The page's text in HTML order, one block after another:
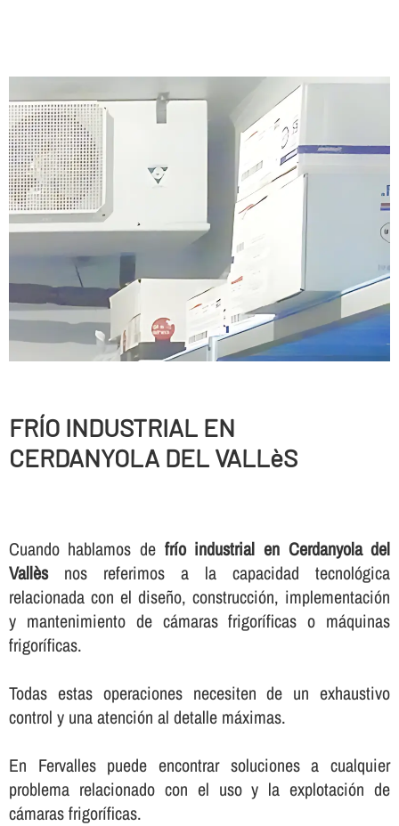
FRÍ­O INDUSTRIAL EN
CERDANYOLA DEL VALLèS
Cuando hablamos de frí­o industrial en Cerdanyola del
Vallèsnos referimos a la capacidad tecnológica
relacionada con el diseño, construcción, implementación
y mantenimiento de cámaras frigorí­ficas o máquinas
frigorí­ficas.
Todas estas operaciones necesiten de un exhaustivo
control y una atención al detalle máximas.
En Fervalles puede encontrar soluciones a cualquier
problema relacionado con el uso y la explotación de
cámaras frigorí­ficas.